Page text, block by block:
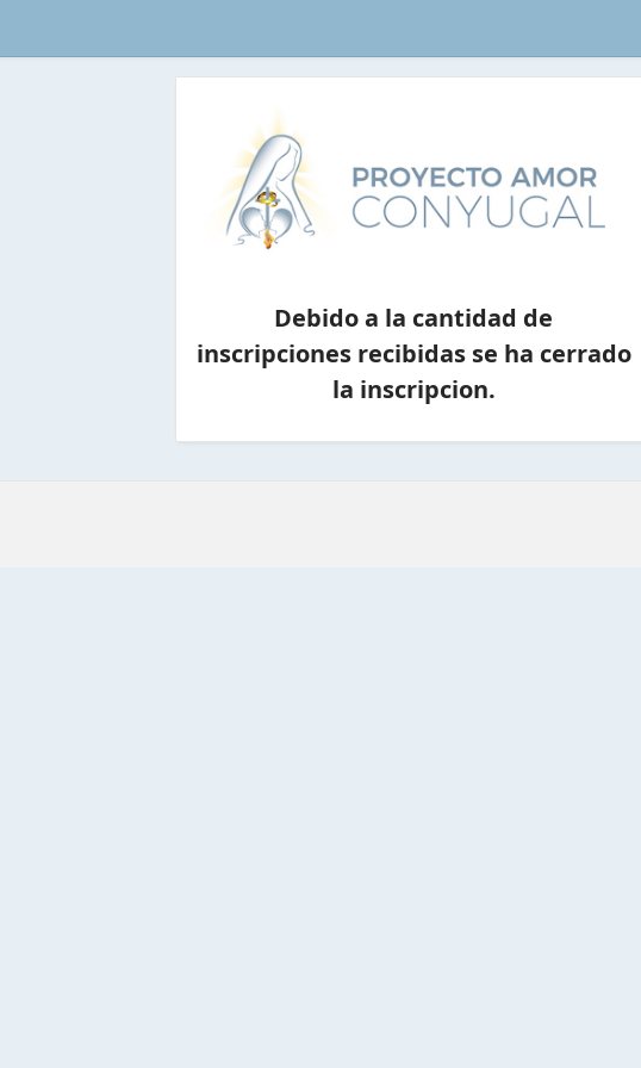
Debido a la cantidad de
inscripciones recibidas se ha cerrado
la inscripcion.